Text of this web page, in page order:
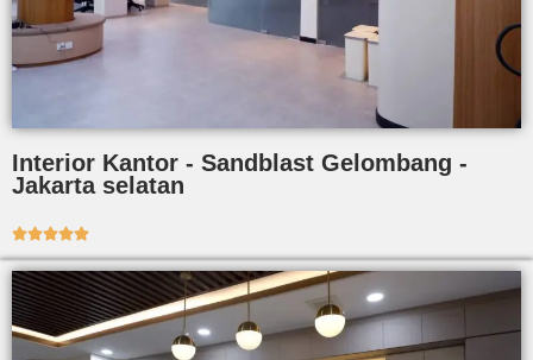
Interior Kantor - Sandblast Gelombang -
Jakarta selatan
